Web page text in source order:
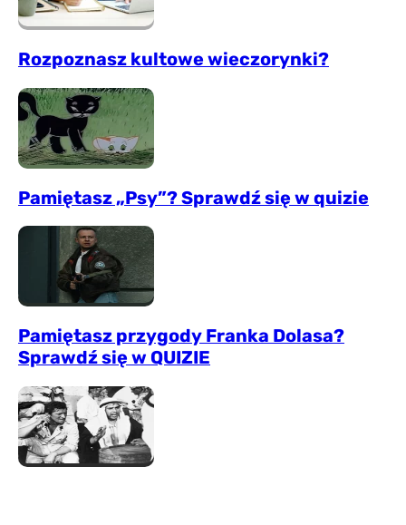
Rozpoznasz kultowe wieczorynki?
Pamiętasz „Psy”? Sprawdź się w quizie
Pamiętasz przygody Franka Dolasa?
Sprawdź się w QUIZIE